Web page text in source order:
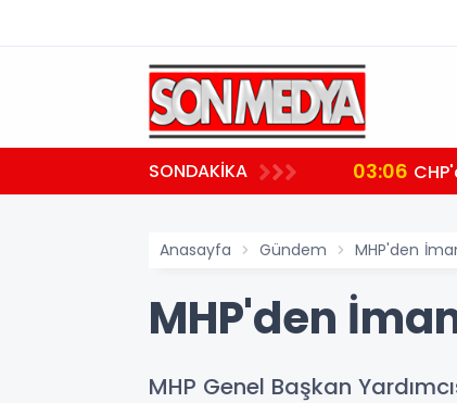
SONDAKİKA 03:06
Anasayfa Gündem MHP'den
MHP'den
MHP Genel Başkan